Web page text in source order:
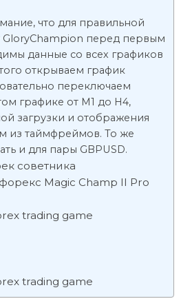
что для правильной
GloryChampion перед первым
данные со всех графиков
открываем график
переключаем
графике от М1 до Н4,
загрузки и отображения
из таймфреймов. То же
и для пары GBPUSD.
советника
Magic Champ II Pro
trading game
trading game